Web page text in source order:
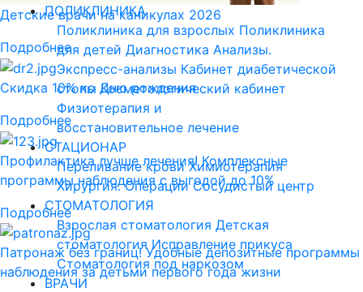
Детские врачи на каникулах 2026
Подробнее
Скидка 10% ко Дню рождения
Подробнее
Профилактика лучше лечения! Комплексные
программы наблюдения с выгодой до 10%
Подробнее
Патронаж без границ! Удобные депозитные программы
наблюдения за детьми первого года жизни
ПОЛИКЛИНИКА
Поликлиника для взрослых Поликлиника
для детей Диагностика Анализы.
Экспресс-анализы Кабинет диабетической
стопы Косметологический кабинет
Физиотерапия и
восстановительное лечение
СТАЦИОНАР
Переливание крови Химиотерапия
Хирургия. Операции Сосудистый центр
СТОМАТОЛОГИЯ
Взрослая стоматология Детская
стоматология Исправление прикуса
Стоматология под наркозом
ВРАЧИ